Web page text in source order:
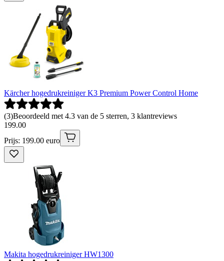
Kärcher hogedrukreiniger K3 Premium Power Control Home
(3)Beoordeeld met 4.3 van de 5 sterren, 3 klantreviews
199.00
Prijs: 199.00 euro
Makita hogedrukreiniger HW1300